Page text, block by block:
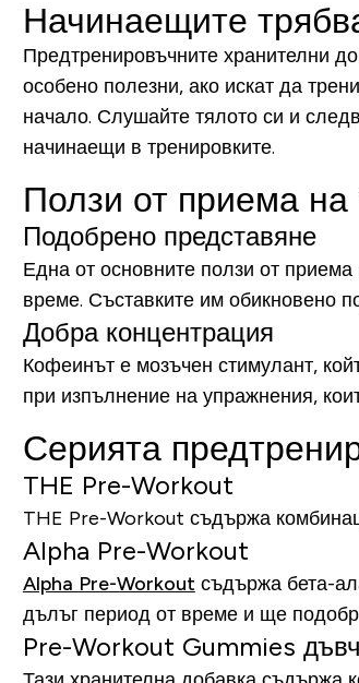
Начинаещите
Предтренировъчните хранителни
особено полезни, ако искат да
начало. Слушайте тялото си и
начинаещи в тренировките.
Ползи от приема на
Подобрено представяне
Една от основните ползи от
време. Съставките им обикновено
Добра концентрация
Кофеинът е мозъчен стимулант,
при изпълнение на упражнения,
Серията
THE Pre-Workout
THE Pre-Workout съдържа
Alpha Pre-Workout
Alpha Pre-Workoutсъдържа бета-
дълъг период от време и ще
Pre-Workout Gummies